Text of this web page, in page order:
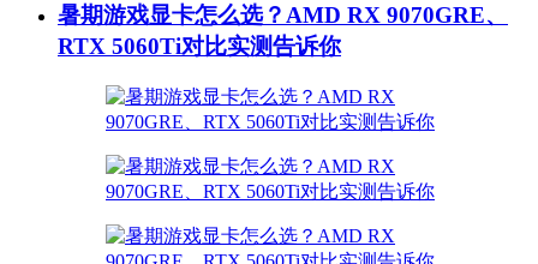
暑期游戏显卡怎么选？AMD RX 9070GRE、
RTX 5060Ti对比实测告诉你